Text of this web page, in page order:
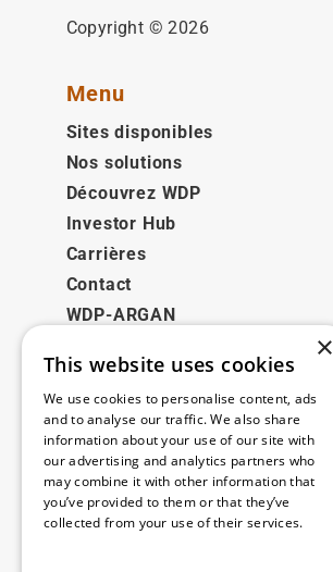
Copyright © 2026
Menu
Sites disponibles
Nos solutions
Découvrez WDP
Investor Hub
Carrières
Contact
WDP-ARGAN
Juridique
Disclaimer
Politique de confidentialité
Cookie Policy
×
This website uses cookies
We use cookies to personalise content, ads
and to analyse our traffic. We also share
information about your use of our site with
our advertising and analytics partners who
may combine it with other information that
you’ve provided to them or that they’ve
collected from your use of their services.